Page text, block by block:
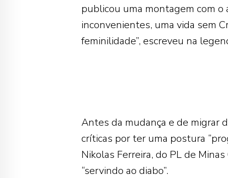
publicou uma montagem com o
inconvenientes, uma vida sem
feminilidade”, escreveu na
Antes da mudança e de migrar
críticas por ter uma postura
Nikolas Ferreira, do PL de
“servindo ao diabo”.